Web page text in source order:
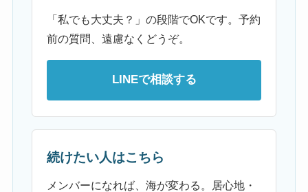
「私でも大丈夫？」の段階でOKです。予約
前の質問、遠慮なくどうぞ。
LINEで相談する
続けたい人はこちら
メンバーになれば、海が変わる。居心地・